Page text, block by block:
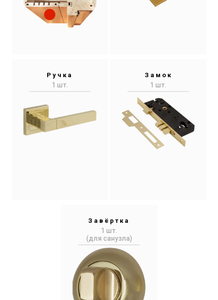
Ручка
1 шт.
Замок
1 шт.
Завёртка
1 шт.
(для санузла)